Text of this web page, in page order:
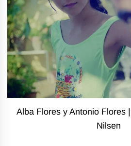
Alba Flores y Antonio Flores
Nilsen